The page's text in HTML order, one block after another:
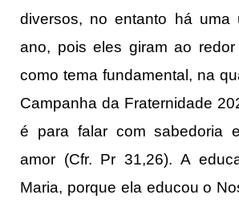
diversos, no entanto há uma
ano, pois eles giram ao
como tema fundamental, na
Campanha da Fraternidade
é para falar com sabedoria
amor (Cfr. Pr 31,26). A
Maria, porque ela educou o